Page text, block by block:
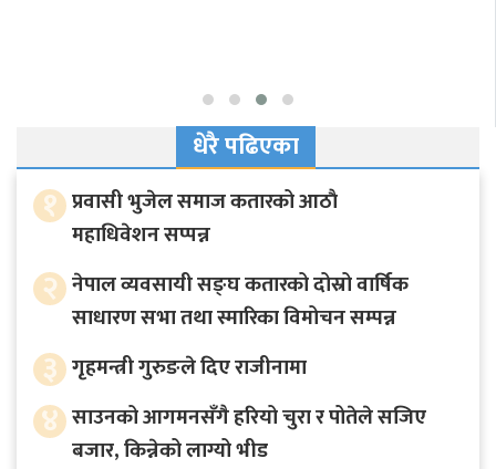
धेरै पढिएका
१ प्रवासी भुजेल समाज कतारको आठाै
महाधिवेशन सप्पन्न
२ नेपाल व्यवसायी सङ्घ कतारको दोस्रो वार्षिक
साधारण सभा तथा स्मारिका विमोचन सम्पन्न
३ गृहमन्त्री गुरुङले दिए राजीनामा
४ साउनको आगमनसँगै हरियो चुरा र पोतेले सजिए
बजार, किन्नेको लाग्यो भीड